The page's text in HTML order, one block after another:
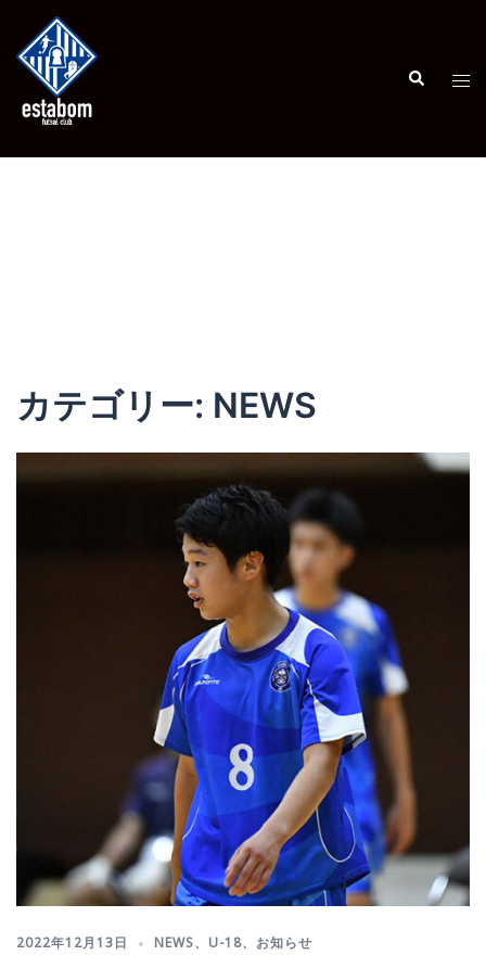
へ
検
索
ト
メ
カテゴリー: NEWS
2022年12月13日 NEWS、 U-18、 お知らせ